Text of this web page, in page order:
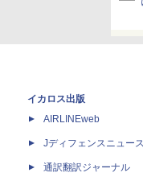
イカロス出版
AIRLINEweb
Jディフェンスニュー
通訳翻訳ジャーナル